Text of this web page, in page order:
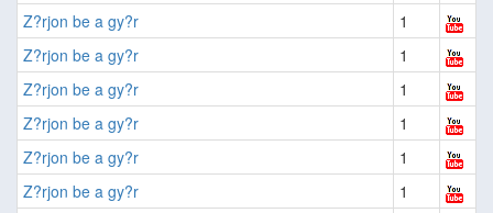
Z?rjon be a gy?r
1
Z?rjon be a gy?r
1
Z?rjon be a gy?r
1
Z?rjon be a gy?r
1
Z?rjon be a gy?r
1
Z?rjon be a gy?r
1